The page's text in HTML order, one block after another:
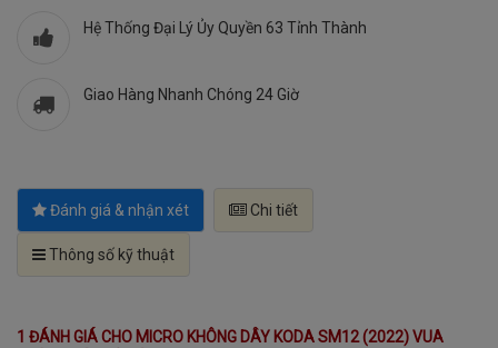
Hệ Thống Đại Lý Ủy Quyền 63 Tỉnh Thành
Giao Hàng Nhanh Chóng 24 Giờ
Đánh giá & nhận xét Chi tiết
Thông số kỹ thuật
1 ĐÁNH GIÁ CHO MICRO KHÔNG DÂY KODA SM12 (2022) VUA